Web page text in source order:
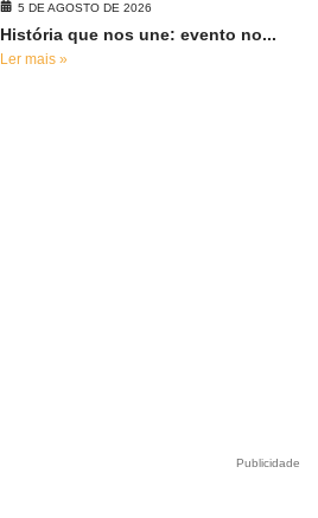
5 DE AGOSTO DE 2026
História que nos une: evento no...
Ler mais »
Publicidade